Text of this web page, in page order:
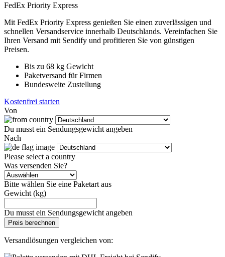
FedEx Priority Express
Mit FedEx Priority Express genießen Sie einen zuverlässigen und
schnellen Versandservice innerhalb Deutschlands. Vereinfachen Sie
Ihren Versand mit Sendify und profitieren Sie von günstigen
Preisen.
Bis zu 68 kg Gewicht
Paketversand für Firmen
Bundesweite Zustellung
Kostenfrei starten
Von
Du musst ein Sendungsgewicht angeben
Nach
Please select a country
Was versenden Sie?
Bitte wählen Sie eine Paketart aus
Gewicht (kg)
Du musst ein Sendungsgewicht angeben
Preis berechnen
Versandlösungen vergleichen von: